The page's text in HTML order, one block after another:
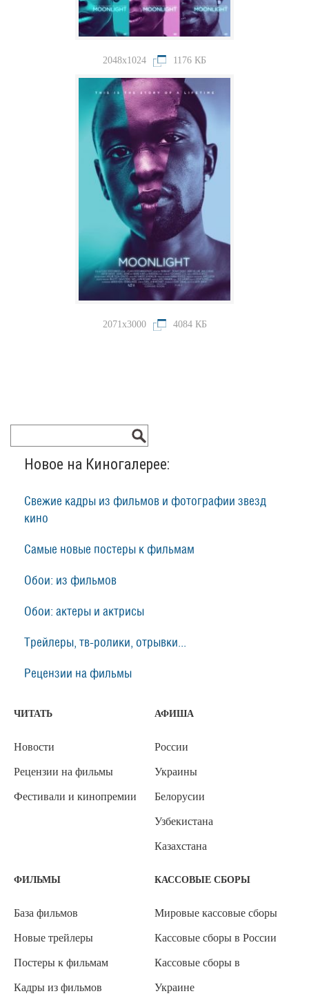
2048x1024 1176 КБ
2071x3000 4084 КБ
Новое на Киногалерее:
Свежие кадры из фильмов и фотографии звезд
кино
Самые новые постеры к фильмам
Обои: из фильмов
Обои: актеры и актрисы
Трейлеры, тв-ролики, отрывки...
Рецензии на фильмы
ЧИТАТЬ
Новости
Рецензии на фильмы
Фестивали и кинопремии
АФИША
России
Украины
Белорусии
Узбекистана
Казахстана
ФИЛЬМЫ
База фильмов
Новые трейлеры
Постеры к фильмам
Кадры из фильмов
КАССОВЫЕ СБОРЫ
Мировые кассовые сборы
Кассовые сборы в России
Кассовые сборы в
Украине